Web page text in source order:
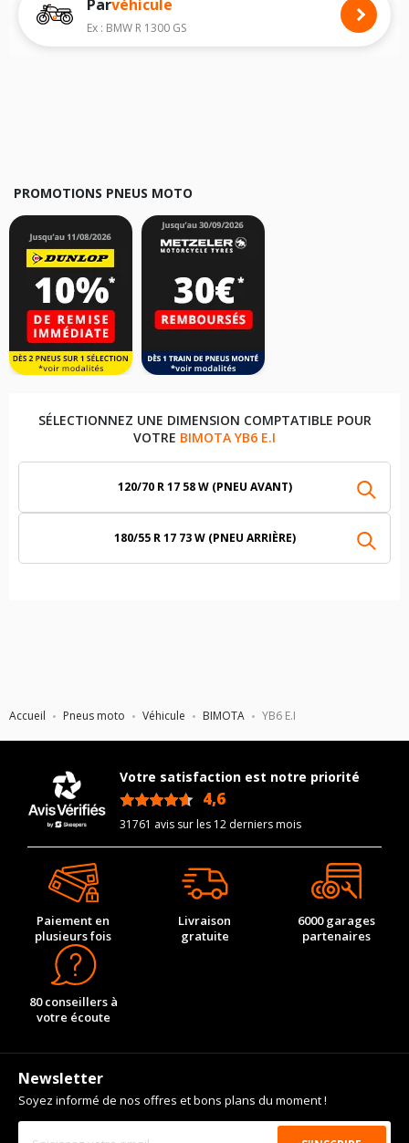
Accueil Pneus moto Véhicule BIMOTA YB6 E.I
Nous recommandons de toujours monter des pneus moto avec les
dimensions homologuées par le constructeur.
Pour cela, veuillez sélectionner le modèle de votre motoBIMOTA YB6 E.I
Parvéhicule
Ex : BMW R 1300 GS
PROMOTIONS PNEUS MOTO
SÉLECTIONNEZ UNE DIMENSION COMPTATIBLE POUR
VOTRE BIMOTA YB6 E.I
120/70 R 17 58 W (PNEU AVANT)
180/55 R 17 73 W (PNEU ARRIÈRE)
Votre satisfaction est notre priorité
4,6
31761 avis sur les 12 derniers mois
Paiement en
plusieurs fois
Livraison
gratuite
6000 garages
partenaires
80 conseillers à
votre écoute
Newsletter
Soyez informé de nos offres et bons plans du moment !